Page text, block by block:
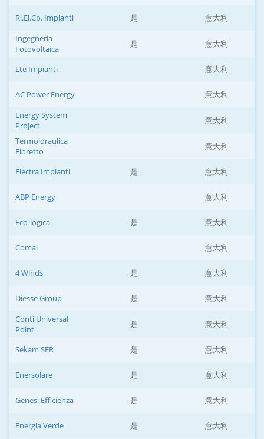
Ri.El.Co. Impianti 是
意大利
Ingegneria
Fotovoltaica
是 意大利
Lte Impianti 意大利
AC Power Energy
意大利
Energy System
Project
意大利
Termoidraulica
Fioretto
意大利
Electra Impianti 是 意大利
ABP Energy 意大利
Eco-logica 是 意大利
Comal 意大利
4 Winds 是 意大利
Diesse Group 是
意大利
Conti Universal
Point
是 意大利
Sekam SER 是 意大利
Enersolare 是 意大利
Genesi Efficienza 是 意大利
Energia Verde 是 意大利